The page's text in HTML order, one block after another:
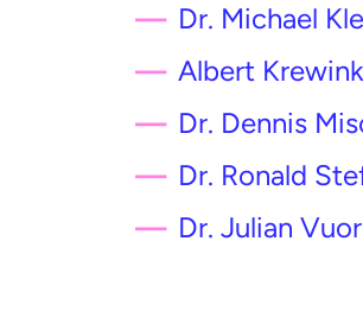
Dr. Michael
Albert
Dr. Dennis
Dr. Ronald
Dr. Julian